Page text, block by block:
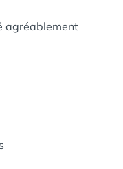
agréablement